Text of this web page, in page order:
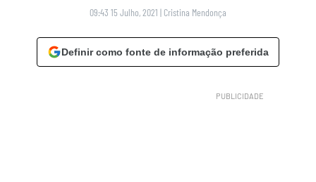
09:43 15 Julho, 2021 | Cristina Mendonça
Definir como fonte de informação preferida